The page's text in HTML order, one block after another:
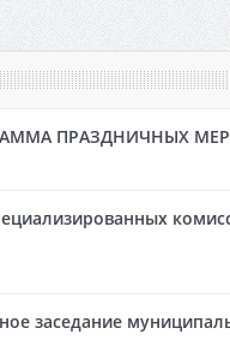
ПРАЗДНИЧНЫХ
заседание